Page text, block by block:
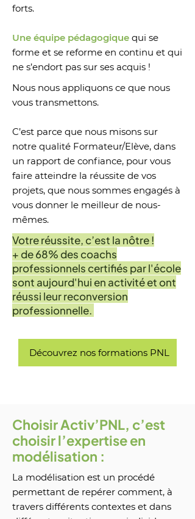
forts.​
Une équipe pédagogique qui se
forme et se reforme en continu et qui
ne s’endort pas sur ses acquis !
Nous nous appliquons ce que nous
vous transmettons.
C’est parce que nous misons sur
notre qualité Formateur/Elève, dans
un rapport de confiance, pour vous
faire atteindre la réussite de vos
projets, que nous sommes engagés à
vous donner le meilleur de nous-
mêmes.
Votre réussite, c’est la nôtre !
+ de 68% des coachs
professionnels certifiés par l'école
sont aujourd'hui en activité et ont
réussi leur reconversion
professionnelle.
Découvrez nos formations PNL
Choisir Activ’PNL, c’est
choisir l’expertise en
modélisation :
​La modélisation est un procédé
permettant de repérer comment, à
travers différents contextes et dans